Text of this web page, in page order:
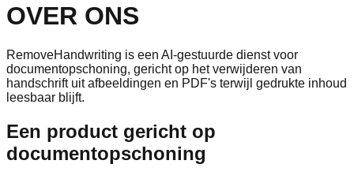
OVER ONS
RemoveHandwriting is een AI-gestuurde dienst voor
documentopschoning, gericht op het verwijderen van
handschrift uit afbeeldingen en PDF's terwijl gedrukte inhoud
leesbaar blijft.
Een product gericht op
documentopschoning